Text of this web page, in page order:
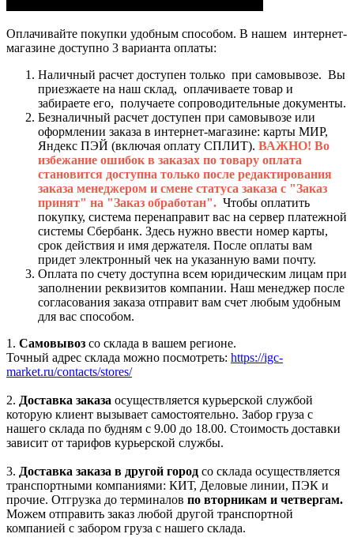
Оплачивайте покупки удобным способом. В нашем интернет-
магазине доступно 3 варианта оплаты:
Наличный расчет доступен только при самовывозе. Вы
приезжаете на наш склад, оплачиваете товар и
забираете его, получаете сопроводительные документы.
Безналичный расчет доступен при самовывозе или
оформлении заказа в интернет-магазине: карты МИР,
Яндекс ПЭЙ (включая оплату СПЛИТ). ВАЖНО! Во
избежание ошибок в заказах по товару оплата
становится доступна только после редактирования
заказа менеджером и смене статуса заказа с "Заказ
принят" на "Заказ обработан". Чтобы оплатить
покупку, система перенаправит вас на сервер платежной
системы Сбербанк. Здесь нужно ввести номер карты,
срок действия и имя держателя. После оплаты вам
придет электронный чек на указанную вами почту.
Оплата по счету доступна всем юридическим лицам при
заполнении реквизитов компании. Наш менеджер после
согласования заказа отправит вам счет любым удобным
для вас способом.
1. Самовывоз со склада в вашем регионе.
Точный адрес склада можно посмотреть: https://igc-
market.ru/contacts/stores/
2. Доставка заказа осуществляется курьерской службой
которую клиент вызывает самостоятельно. Забор груза с
нашего склада по будням с 9.00 до 18.00. Стоимость доставки
зависит от тарифов курьерской службы.
3. Доставка заказа в другой город со склада осуществляется
транспортными компаниями: КИТ, Деловые линии, ПЭК и
прочие. Отгрузка до терминалов по вторникам и четвергам.
Можем отправить заказ любой другой транспортной
компанией с забором груза с нашего склада.